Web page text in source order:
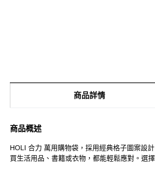
商品詳情
商品概述
HOLI 合力 萬用購物袋，採用經典格子圖案設
買生活用品、書籍或衣物，都能輕鬆應對。選